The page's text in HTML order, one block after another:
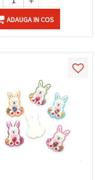
ADAUGA IN COS